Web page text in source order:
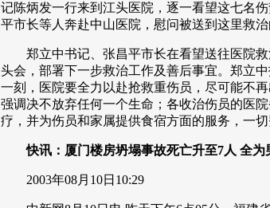
记陈炳发一行来到江头医院，逐一看望这七名
平市长等人奔赴中山医院，慰问被送到这里救治
郑立中书记、张昌平市长在看望送往医院救
头会，部署下一步救治工作及善后事宜。郑立
一刻，医院要全力以赴抢救重伤员，尽可能不
强调决不放弃任何一个生命；各收治伤员的医
疗，并为伤员和家属提供食宿方面的服务，一切
快讯：厦门楼房坍塌事故死亡升至7人 全为
2003年08月10日10:29